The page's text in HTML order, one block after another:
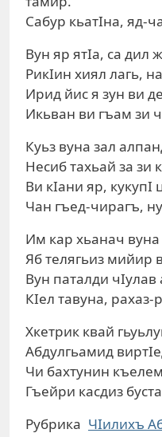
Сабур кьатIна, яд-
Вун яр ятIа, са дил
РикIин хиял лагь,
Ирид йис я зун ви
Икьван ви гъам зи
Куьз вуна зал
Несиб тахьай за зи
Ви кIани яр, кукупI
Чан гъед-чирагъ,
Им кар хьанач
Яб телягьиз мийир
Вун паталди чIулав
КIел тавуна,
Хкетрик квай
Абдулгьамид
Чи бахтунин
Гъейри касдиз
Рубрика ЧIилихъ